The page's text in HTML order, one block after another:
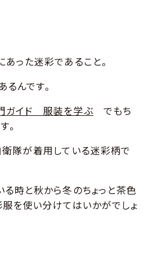
った迷彩であること。
んです。
ガイド 服装を学ぶでもち
。
隊が着用している迷彩柄で
時と秋から冬のちょっと茶色
を使い分けてはいかがでしょ